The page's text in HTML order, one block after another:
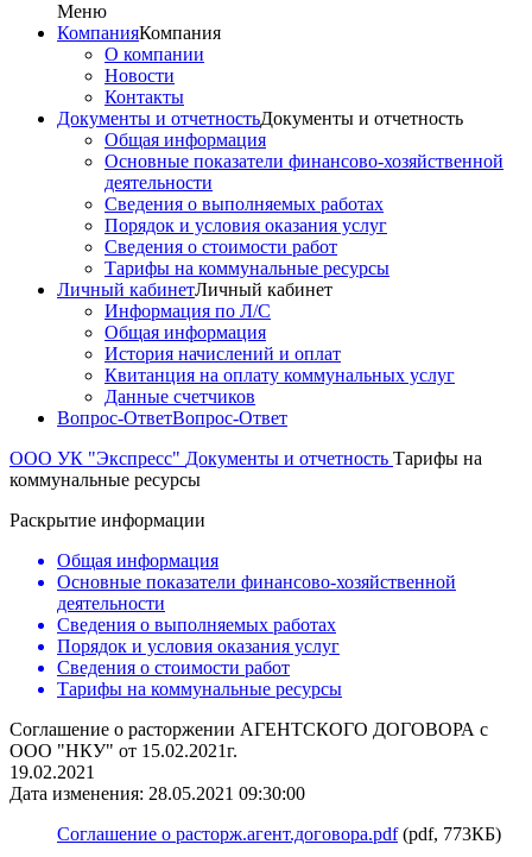
Меню
КомпанияКомпания
О компании
Новости
Контакты
Документы и отчетностьДокументы и отчетность
Общая информация
Основные показатели финансово-хозяйственной
деятельности
Сведения о выполняемых работах
Порядок и условия оказания услуг
Сведения о стоимости работ
Тарифы на коммунальные ресурсы
Личный кабинетЛичный кабинет
Информация по Л/С
Общая информация
История начислений и оплат
Квитанция на оплату коммунальных услуг
Данные счетчиков
Вопрос-ОтветВопрос-Ответ
ООО УК "Экспресс" Документы и отчетность Тарифы на
коммунальные ресурсы
Раскрытие информации
Общая информация
Основные показатели финансово-хозяйственной
деятельности
Сведения о выполняемых работах
Порядок и условия оказания услуг
Сведения о стоимости работ
Тарифы на коммунальные ресурсы
Соглашение о расторжении АГЕНТСКОГО ДОГОВОРА с
ООО "НКУ" от 15.02.2021г.
19.02.2021
Дата изменения: 28.05.2021 09:30:00
Соглашение о расторж.агент.договора.pdf(pdf, 773КБ)